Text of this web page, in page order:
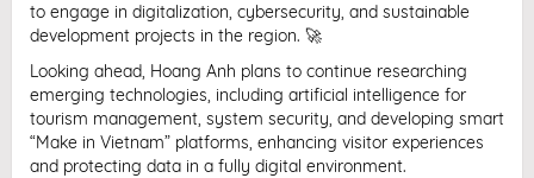
to engage in digitalization, cybersecurity, and sustainable
development projects in the region. 🚀
Looking ahead, Hoang Anh plans to continue researching
emerging technologies, including artificial intelligence for
tourism management, system security, and developing smart
“Make in Vietnam” platforms, enhancing visitor experiences
and protecting data in a fully digital environment.